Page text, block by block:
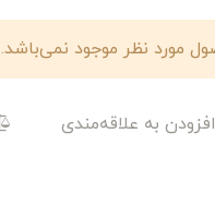
مورد نظر موجود نمی‌باشد.